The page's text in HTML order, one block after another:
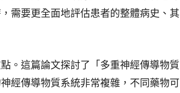
需要更全面地評估患者的整體病史、其
。這篇論文探討了「多重神經傳導物質
經傳導物質系統非常複雜，不同藥物可